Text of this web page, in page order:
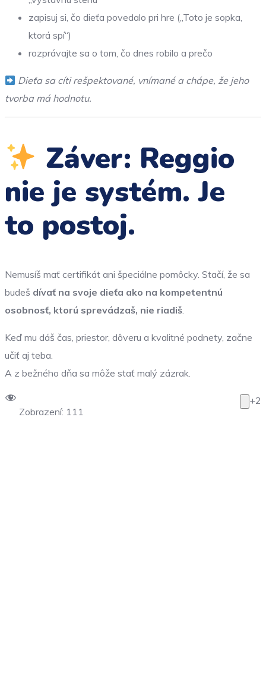
zapisuj si, čo dieťa povedalo pri hre („Toto je sopka,
ktorá spí“)
rozprávajte sa o tom, čo dnes robilo a prečo
Dieťa sa cíti rešpektované, vnímané a chápe, že jeho
tvorba má hodnotu.
Záver: Reggio
nie je systém. Je
to postoj.
Nemusíš mať certifikát ani špeciálne pomôcky. Stačí, že sa
budeš dívať na svoje dieťa ako na kompetentnú
osobnosť, ktorú sprevádzaš, nie riadiš
Keď mu dáš čas, priestor, dôveru a kvalitné podnety, začne
učiť aj teba.
A z bežného dňa sa môže stať malý zázrak.
Zobrazení: 111
+2